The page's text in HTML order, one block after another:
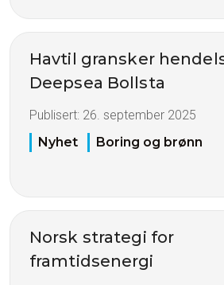
Havtil gransker
Deepsea Bollsta
Publisert: 26. september 2025
Nyhet
Boring og brønn
Norsk strategi for
framtidsenergi